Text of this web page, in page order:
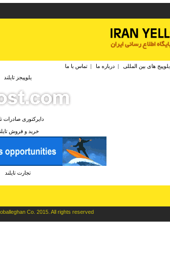
یلوپیج های بین المللی درباره ما تماس با ما
يلوپيجز تايلند
دايرکتوری صادرات
خريد و فروش
تجارت تايلند
Co. 2015. All rights reserved